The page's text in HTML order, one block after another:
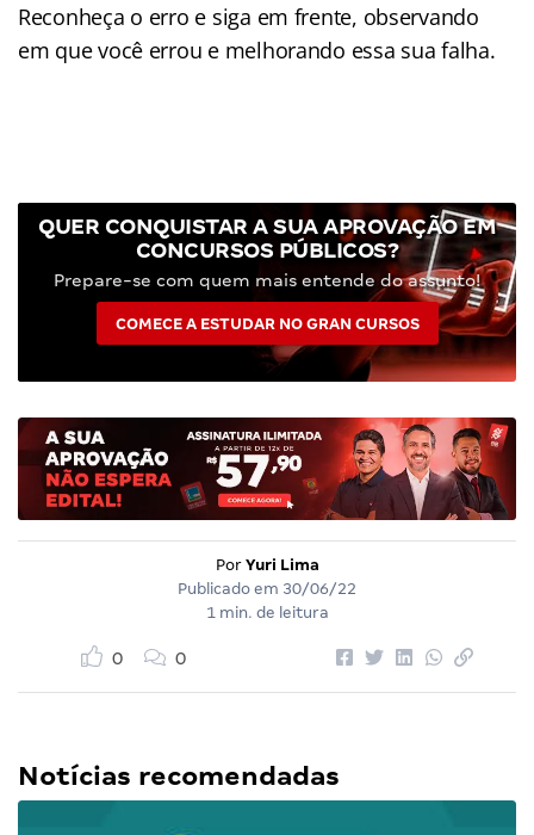
Reconheça o erro e siga em frente, observando
em que você errou e melhorando essa sua falha.
QUER CONQUISTAR A SUA APROVAÇÃO EM
CONCURSOS PÚBLICOS?
Prepare-se com quem mais entende do assunto!
COMECE A ESTUDAR NO GRAN CURSOS
Por Yuri Lima
Publicado em 30/06/22
1 min. de leitura
0 0
Notícias recomendadas